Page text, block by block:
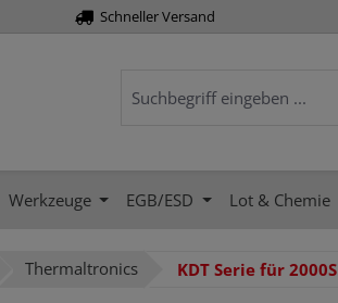
Schneller Versand
Werkzeuge EGB/ESD Lot & Chemie
Thermaltronics KDT Serie für 2000S